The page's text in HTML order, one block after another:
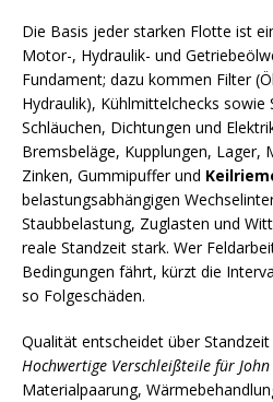
Die Basis jeder starken Flotte ist
Motor-, Hydraulik- und
Fundament; dazu kommen Filter
Hydraulik), Kühlmittelchecks sowie
Schläuchen, Dichtungen und
Bremsbeläge, Kupplungen, Lager,
Zinken, Gummipuffer und
belastungsabhängigen
Staubbelastung, Zuglasten und
reale Standzeit stark. Wer
Bedingungen fährt, kürzt die
so Folgeschäden.
Qualität entscheidet über
Hochwertige Verschleißteile für John
Materialpaarung,